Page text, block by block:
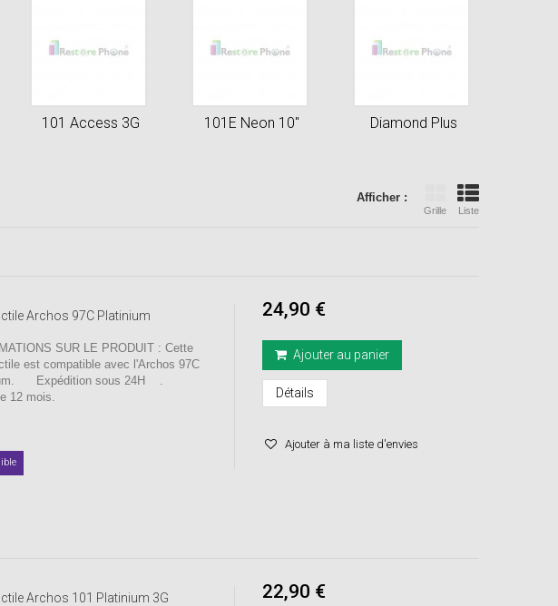
101 Access 3G 101E Neon 10" Diamond Plus
Afficher :
Grille Liste
Archos 97C Platinium
SUR LE PRODUIT : Cette
est compatible avec l'Archos 97C
Expédition sous 24H .
12 mois.
24,90 €
Ajouter au panier
Détails
Ajouter à ma liste d'envies
Archos 101 Platinium 3G 22,90 €